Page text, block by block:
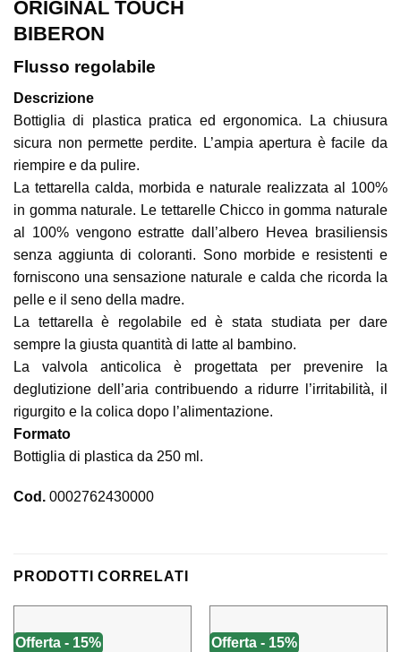
ORIGINAL TOUCH
BIBERON
Flusso regolabile
Descrizione
Bottiglia di plastica pratica ed ergonomica. La chiusura
sicura non permette perdite. L’ampia apertura è facile da
riempire e da pulire.
La tettarella calda, morbida e naturale realizzata al 100%
in gomma naturale. Le tettarelle Chicco in gomma naturale
al 100% vengono estratte dall’albero Hevea brasiliensis
senza aggiunta di coloranti. Sono morbide e resistenti e
forniscono una sensazione naturale e calda che ricorda la
pelle e il seno della madre.
La tettarella è regolabile ed è stata studiata per dare
sempre la giusta quantità di latte al bambino.
La valvola anticolica è progettata per prevenire la
deglutizione dell’aria contribuendo a ridurre l’irritabilità, il
rigurgito e la colica dopo l’alimentazione.
Formato
Bottiglia di plastica da 250 ml.
Cod. 0002762430000
PRODOTTI CORRELATI
Offerta - 15% Offerta - 15%